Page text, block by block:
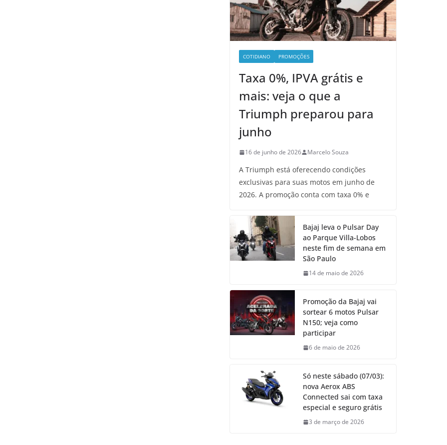
COTIDIANO PROMOÇÕES
Taxa 0%, IPVA grátis e
mais: veja o que a
Triumph preparou para
junho
16 de junho de 2026 Marcelo Souza
A Triumph está oferecendo condições
exclusivas para suas motos em junho de
2026. A promoção conta com taxa 0% e
Bajaj leva o Pulsar Day
ao Parque Villa-Lobos
neste fim de semana em
São Paulo
14 de maio de 2026
Promoção da Bajaj vai
sortear 6 motos Pulsar
N150; veja como
participar
6 de maio de 2026
Só neste sábado (07/03):
nova Aerox ABS
Connected sai com taxa
especial e seguro grátis
3 de março de 2026